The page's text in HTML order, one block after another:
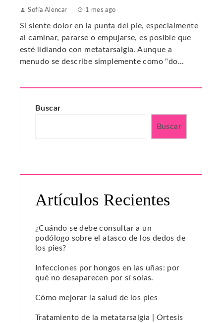
Sofía Alencar 1 mes ago
Si siente dolor en la punta del pie, especialmente
al caminar, pararse o empujarse, es posible que
esté lidiando con metatarsalgia. Aunque a
menudo se describe simplemente como "do...
Buscar
Buscar
Artículos Recientes
¿Cuándo se debe consultar a un
podólogo sobre el atasco de los dedos de
los pies?
Infecciones por hongos en las uñas: por
qué no desaparecen por sí solas.
Cómo mejorar la salud de los pies
Tratamiento de la metatarsalgia | Ortesis